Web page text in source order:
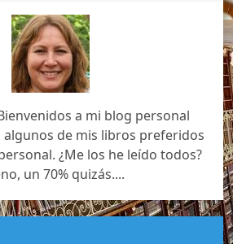
a mi blog personal
de mis libros preferidos
¿Me los he leído todos?
un 70% quizás....